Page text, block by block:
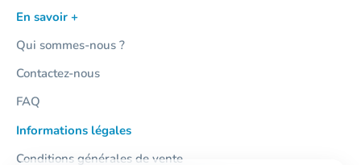
En savoir +
Qui sommes-nous ?
Contactez-nous
FAQ
Informations légales
Conditions générales de vente